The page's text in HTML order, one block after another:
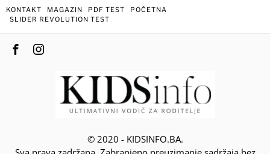
KONTAKT MAGAZIN PDF TEST
POČETNA
SLIDER REVOLUTION TEST
© 2020 - KIDSINFO.BA.